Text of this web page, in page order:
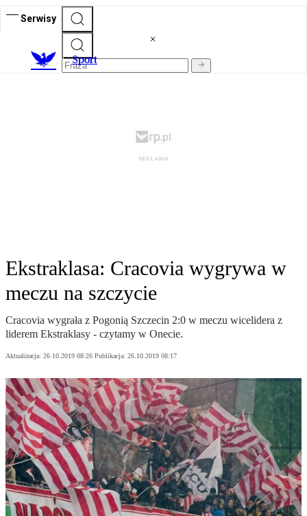
Serwisy
Sport
Ekstraklasa: Cracovia wygrywa w
meczu na szczycie
Cracovia wygrała z Pogonią Szczecin 2:0 w meczu wicelidera z
liderem Ekstraklasy - czytamy w Onecie.
Aktualizacja: 26.10.2019 08:26 Publikacja: 26.10.2019 08:17